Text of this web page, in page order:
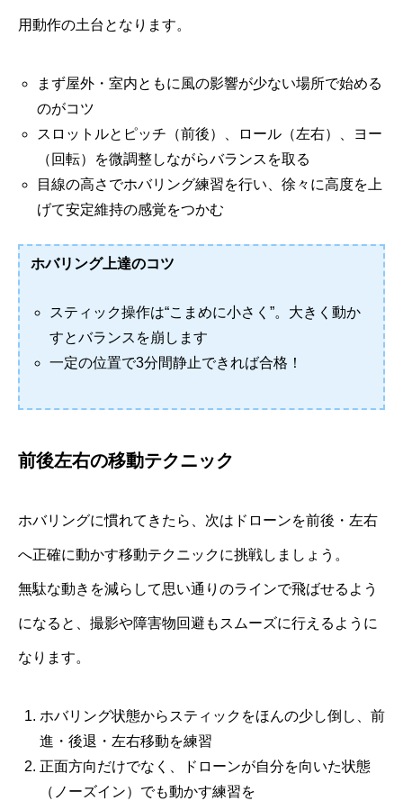
用動作の土台となります。
まず屋外・室内ともに風の影響が少ない場所で始める
のがコツ
スロットルとピッチ（前後）、ロール（左右）、ヨー
（回転）を微調整しながらバランスを取る
目線の高さでホバリング練習を行い、徐々に高度を上
げて安定維持の感覚をつかむ
ホバリング上達のコツ
スティック操作は“こまめに小さく”。大きく動か
すとバランスを崩します
一定の位置で3分間静止できれば合格！
前後左右の移動テクニック
ホバリングに慣れてきたら、次はドローンを前後・左右
へ正確に動かす移動テクニックに挑戦しましょう。
無駄な動きを減らして思い通りのラインで飛ばせるよう
になると、撮影や障害物回避もスムーズに行えるように
なります。
ホバリング状態からスティックをほんの少し倒し、前
進・後退・左右移動を練習
正面方向だけでなく、ドローンが自分を向いた状態
（ノーズイン）でも動かす練習を